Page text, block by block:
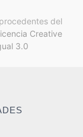
del
Creative
3.0